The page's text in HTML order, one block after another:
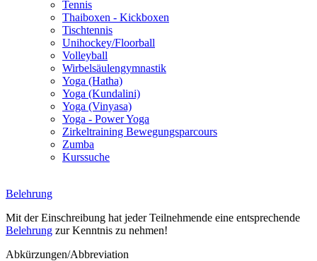
Tennis
Thaiboxen - Kickboxen
Tischtennis
Unihockey/Floorball
Volleyball
Wirbelsäulengymnastik
Yoga (Hatha)
Yoga (Kundalini)
Yoga (Vinyasa)
Yoga - Power Yoga
Zirkeltraining Bewegungsparcours
Zumba
Kurssuche
Belehrung
Mit der Einschreibung hat jeder Teilnehmende eine entsprechende
Belehrung zur Kenntnis zu nehmen!
Abkürzungen/Abbreviation